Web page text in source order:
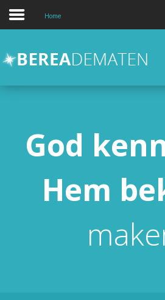
Contact
Home
God
Hem